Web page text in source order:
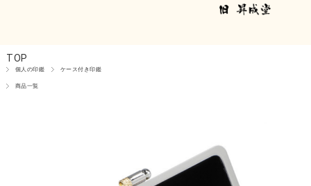
TOP
個人の印鑑 ケース付き印鑑
商品一覧